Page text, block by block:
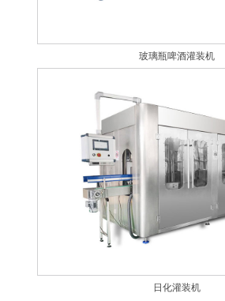
玻璃瓶啤酒灌装机
日化灌装机